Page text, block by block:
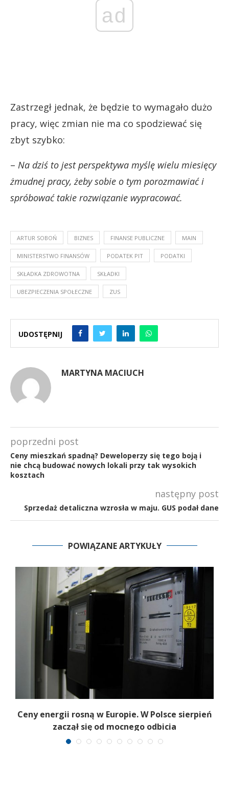
ad
Zastrzegł jednak, że będzie to wymagało dużo
pracy, więc zmian nie ma co spodziewać się
zbyt szybko:
– Na dziś to jest perspektywa myślę wielu miesięcy
żmudnej pracy, żeby sobie o tym porozmawiać i
spróbować takie rozwiązanie wypracować.
ARTUR SOBOŃ BIZNES FINANSE PUBLICZNE MAIN
MINISTERSTWO FINANSÓW PODATEK PIT PODATKI
SKŁADKA ZDROWOTNA SKŁADKI
UBEZPIECZENIA SPOŁECZNE ZUS
UDOSTĘPNIJ
MARTYNA MACIUCH
poprzedni post
Ceny mieszkań spadną? Deweloperzy się tego boją i
nie chcą budować nowych lokali przy tak wysokich
kosztach
następny post
Sprzedaż detaliczna wzrosła w maju. GUS podał dane
POWIĄZANE ARTYKUŁY
Ceny energii rosną w Europie. W Polsce sierpień
zaczął się od mocnego odbicia